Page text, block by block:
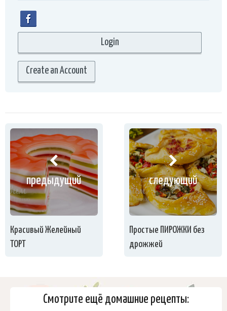
Create an Account
предыдущий
Красивый Желейный
ТОРТ
следующий
Простые ПИРОЖКИ без
дрожжей
Смотрите ещё домашние рецепты: